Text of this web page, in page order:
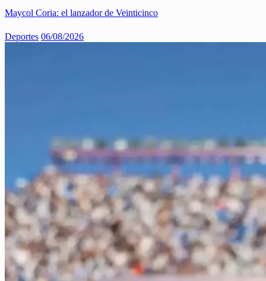
Maycol Coria: el lanzador de Veinticinco
Deportes 06/08/2026